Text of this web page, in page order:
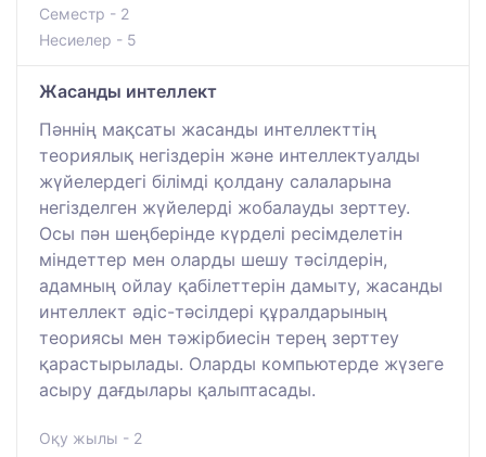
Семестр - 2
Несиелер - 5
Жасанды интеллект
Пәннің мақсаты жасанды интеллекттің
теориялық негіздерін және интеллектуалды
жүйелердегі білімді қолдану салаларына
негізделген жүйелерді жобалауды зерттеу.
Осы пән шеңберінде күрделі ресімделетін
міндеттер мен оларды шешу тәсілдерін,
адамның ойлау қабілеттерін дамыту, жасанды
интеллект әдіс-тәсілдері құралдарының
теориясы мен тәжірбиесін терең зерттеу
қарастырылады. Оларды компьютерде жүзеге
асыру дағдылары қалыптасады.
Оқу жылы - 2